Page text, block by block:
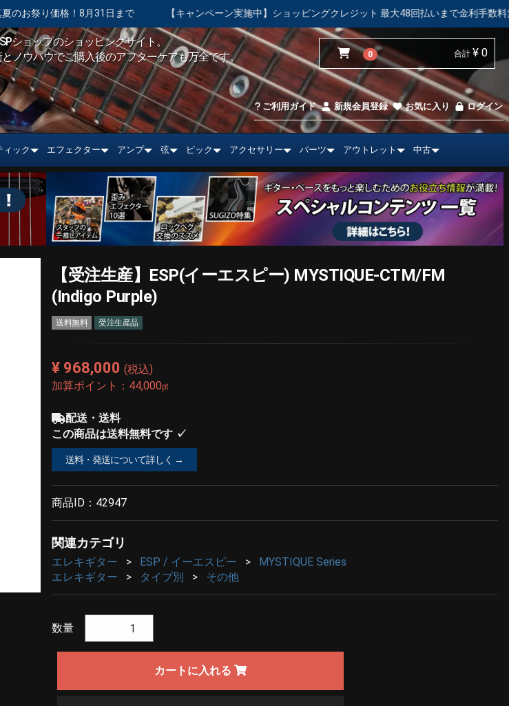
まで 【キャンペーン実施中】ショッピングクレジット 最大48回払いまで金利手数料無料！ 【中古市
ショップのショッピングサイト。
ノウハウでご購入後のアフターケアも万全です。
0 合計 ¥ 0
ご利用ガイド 新規会員登録 お気に入り ログイン
ィック エフェクター アンプ 弦 ピック アクセサリー パーツ アウトレット 中古
【受注生産】ESP(イーエスピー) MYSTIQUE-CTM/FM
(Indigo Purple)
送料無料 受注生産品
¥ 968,000 (税込)
加算ポイント： 44,000pt
配送・送料
この商品は送料無料です ✓
送料・発送について詳しく →
商品ID： 42947
関連カテゴリ
エレキギター ESP / イーエスピー
MYSTIQUE Series
エレキギター
タイプ別 その他
数量
カートに入れる